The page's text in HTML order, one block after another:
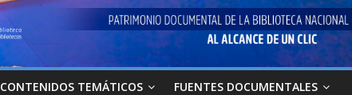
CONTENIDOS TEMÁTICOS FUENTES DOCUMENTALES